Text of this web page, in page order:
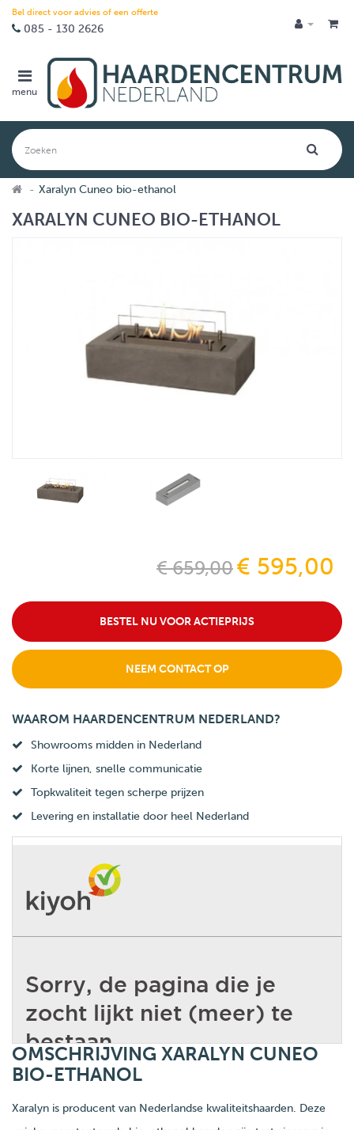
Bel direct voor advies of een offerte
085 - 130 2626
menu
Xaralyn Cuneo bio-ethanol
XARALYN CUNEO BIO-ETHANOL
€ 659,00€ 595,00
BESTEL NU VOOR ACTIEPRIJS
NEEM CONTACT OP
WAAROM HAARDENCENTRUM NEDERLAND?
Showrooms midden in Nederland
Korte lijnen, snelle communicatie
Topkwaliteit tegen scherpe prijzen
Levering en installatie door heel Nederland
OMSCHRIJVING XARALYN CUNEO
BIO-ETHANOL
Xaralyn is producent van Nederlandse kwaliteitshaarden. Deze